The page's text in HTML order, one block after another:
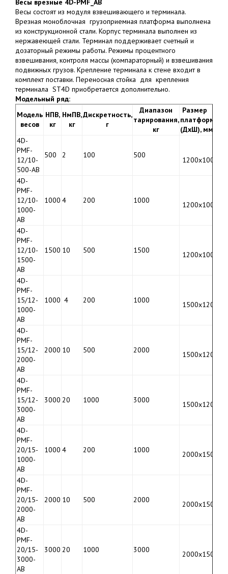
Весы врезные 4D-PMF_AВ
Весы состоят из модуля взвешивающего и терминала.
Врезная моноблочная грузоприемная платформа выполнена
из конструкционной стали. Корпус терминала выполнен из
нержавеющей стали. Терминал поддерживает счетный и
дозаторный режимы работы. Режимы процентного
взвешивания, контроля массы (компараторный) и взвешивания
подвижных грузов. Крепление терминала к стене входит в
комплект поставки. Переносная стойка для крепления
терминала ST4D приобретается дополнительно.
Модельный ряд:
Модель
весов
НПВ,
кг
НмПВ,
кг
Дискретность,
г
Диапазон
тарирования,
кг
Размер
платформы
(ДхШ), мм
4D-
PMF-
12/10-
500-AB
500 2 100 500
1200х1000
4D-
PMF-
12/10-
1000-
AB
1000 4 200 1000 1200х1000
4D-
PMF-
12/10-
1500-
AB
1500 10 500 1500 1200х1000
4D-
PMF-
15/12-
1000-
AB
1000 4 200 1000 1500х1200
4D-
PMF-
15/12-
2000-
AB
2000 10 500 2000 1500х1200
4D-
PMF-
15/12-
3000-
AB
3000 20 1000 3000 1500х1200
4D-
PMF-
20/15-
1000-
AB
1000 4 200 1000 2000х1500
4D-
PMF-
20/15-
2000-
AB
2000 10 500 2000 2000х1500
4D-
PMF-
20/15-
3000-
AB
3000 20 1000 3000 2000х1500